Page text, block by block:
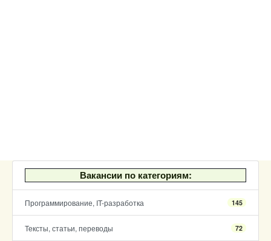
Вакансии по категориям:
Программирование, IT-разработка 145
Тексты, статьи, переводы 72